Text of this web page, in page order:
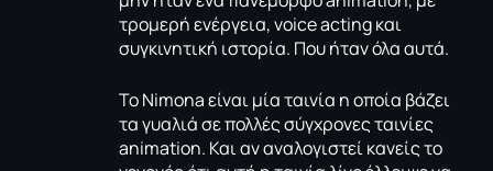
τρομερή ενέργεια, voice acting και
συγκινητική ιστορία. Που ήταν όλα αυτά.
Το Nimona είναι μία ταινία η οποία βάζει
τα γυαλιά σε πολλές σύγχρονες ταινίες
animation. Και αν αναλογιστεί κανείς το